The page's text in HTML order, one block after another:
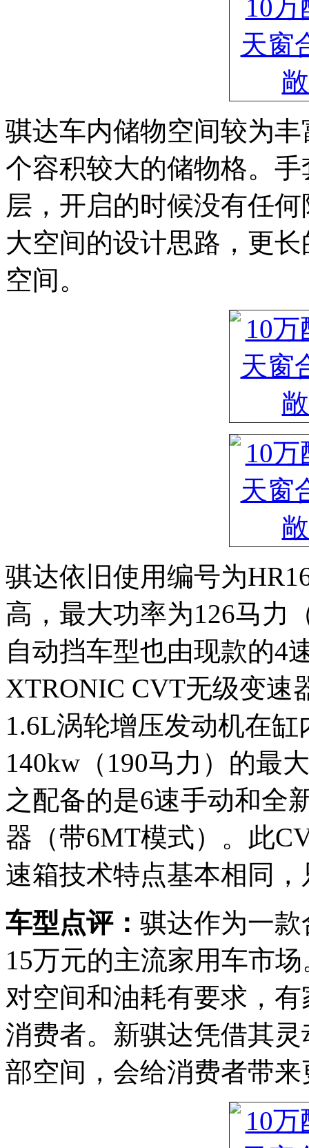
骐达车内储物空间较为
个容积较大的储物格。
层，开启的时候没有任
大空间的设计思路，更
空间。
骐达依旧使用编号为
高，最大功率为126马力
自动挡车型也由现款的4
XTRONIC CVT无级变速
1.6L涡轮增压发动机在
140kw（190马力）的最
之配备的是6速手动和全
器（带6MT模式）。此
速箱技术特点基本相同
车型点评： 骐达作为一
15万元的主流家用车市
对空间和油耗有要求，
消费者。新骐达凭借其
部空间，会给消费者带